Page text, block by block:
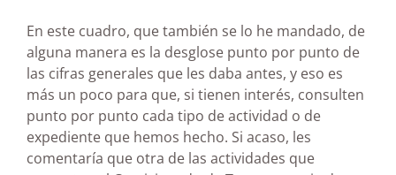
En este cuadro, que también se lo he mandado, de
alguna manera es la desglose punto por punto de
las cifras generales que les daba antes, y eso es
más un poco para que, si tienen interés, consulten
punto por punto cada tipo de actividad o de
expediente que hemos hecho. Si acaso, les
comentaría que otra de las actividades que